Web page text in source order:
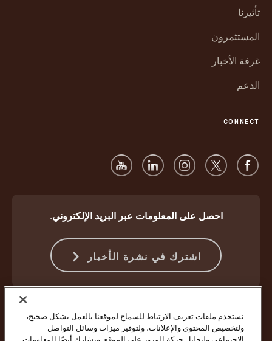
تأثيرنا
المستثمرون
غرفة الأخبار
الدعم
CONNECT
احصل على المعلومات عبر البريد الإلكتروني.
اشترك في نشرة الأخبار
إشعار الخصوصية
إعدادات ملفات تعريف الارتباط
نستخدم ملفات تعريف الارتباط للسماح لموقعنا بالعمل بشكل صحيح،
ولتخصيص المحتوى والإعلانات، ولتوفير ميزات وسائل التواصل